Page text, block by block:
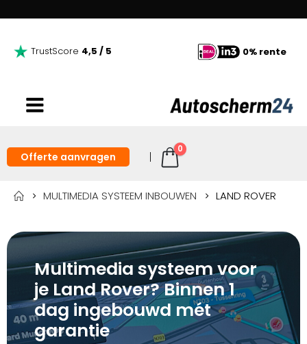
TrustScore 4,5 / 5 0% rente
Offerte aanvragen
0
MULTIMEDIA SYSTEEM INBOUWEN LAND ROVER
Multimedia systeem voor
je Land Rover? Binnen 1
dag ingebouwd mét
garantie